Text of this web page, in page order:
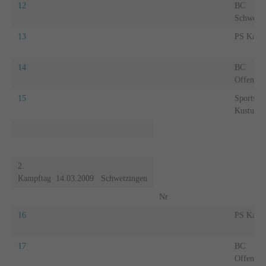
12
BC
13 PS
14
BC
15
Kustusch
2.
Kampftag 14.03.2009 Schwetzingen
Nr
16 PS
17
BC